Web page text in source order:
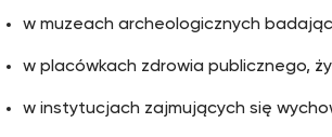
w muzeach archeologicznych
w placówkach zdrowia publicznego,
w instytucjach zajmujących się